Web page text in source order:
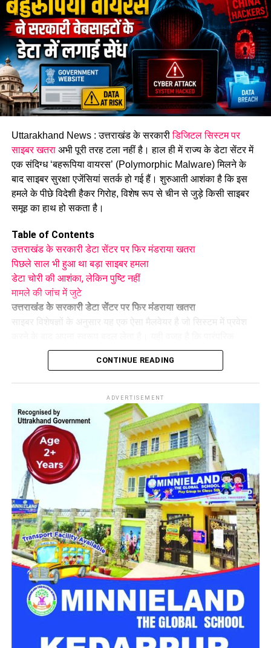
प्रशासन से जल्द सड़क सुधार, जल निकासी की व्यवस्था और संवेदनशील
स्थानों पर सुरक्षा उपाय बढ़ाने की मांग की है।
मसूरी-कीमाड़ी मार्ग की सुरक्षा व्यवस्था पर उठे सवाल
लगातार सामने आ रहे हादसों ने एक बार फिर मसूरी-कीमाड़ी मार्ग की सुरक्षा
व्यवस्था पर सवाल खड़े कर दिए हैं। स्थानीय लोगों का मानना है कि यदि
समय रहते सड़क की स्थिति में सुधार नहीं किया गया, तो भविष्य में भी ऐसे
हादसे दोहराए जा सकते हैं।
Uttarakhand News : उत्तराखंड के सरकारीडिजिटल सिस्टम पर
साइबर खतरा अभी पूरी तरह टला नहीं है। हाल ही में राज्य के डेटा सेंटर में
एक संदिग्ध ‘बहरूपिया वायरस’ (Polymorphic Malware) मिलने के
बाद साइबर सुरक्षा एजेंसियां सतर्क हो गई हैं। शुरुआती आशंका है कि इस
हमले के पीछे विदेशी हैकर गिरोह, विशेष रूप से चीन से जुड़े किसी साइबर
समूह का हाथ हो सकता है।
Table of Contents
उत्तराखंड के सरकारी डेटा सेंटर पर फिर मंडराया खतरा
पिछले साल भी हुआ था बड़ा साइबर हमला
डेटा चोरी की आशंका, लेकिन पुष्टि नहीं
मामले की जांच में जुटे
उत्तराखंड के सरकारी डेटा सेंटर पर फिर मंडराया खतरा
साइबर विशेषज्ञों के अनुसार यह एक ऐसा मैलवेयर है जो सिस्टम में प्रवेश
एंटीवायरस या सुरक्षा प्रणालियों के लिए इसे पहचानना आसान नहीं होता।
कई बार यह सिस्टम की सामान्य फाइल जैसा दिखाई देता है, लेकिन सक्रिय
पिछले साल भी हुआ था बड़ा साइबर हमला
साल 2024 मेंउत्तराखंड
के डेटा सेंटर पर माकोप रैनसमवेयर का हमला
हुआ था। उस साइबर हमले में कई सिस्टम लॉक हो गए थे और कथित तौर
पर डेटा को अनलॉक करने के बदले फिरौती की मांग की गई थी। उस घटना
के बाद सुरक्षा व्यवस्था को मजबूत किया गया था, लेकिन अब नए प्रकार के
वायरस की मौजूदगी ने फिर से चिंता बढ़ा दी है।
CONTINUE READING
ADVERTISEMENT